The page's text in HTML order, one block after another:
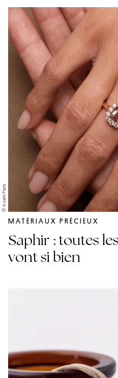
© Avani Paris
MATÉRIAUX PRÉCIEUX
Saphir : toutes
vont si bien